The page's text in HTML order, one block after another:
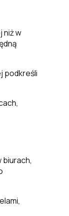
niż w
podkreśli
biurach,